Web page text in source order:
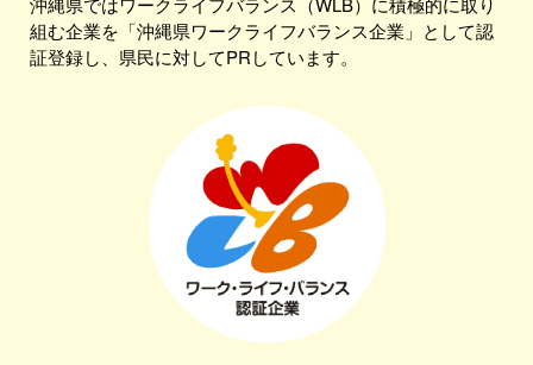
組む企業を「沖縄県ワークライフバランス企業」として認
証登録し、県民に対してPRしています。